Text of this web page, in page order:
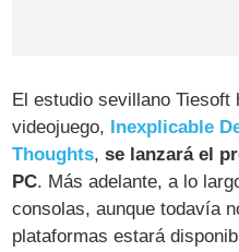
El estudio sevillano Tiesoft
videojuego, Inexplicable
Thoughts,se lanzará el
PC. Más adelante, a lo
consolas, aunque todavía
plataformas estará